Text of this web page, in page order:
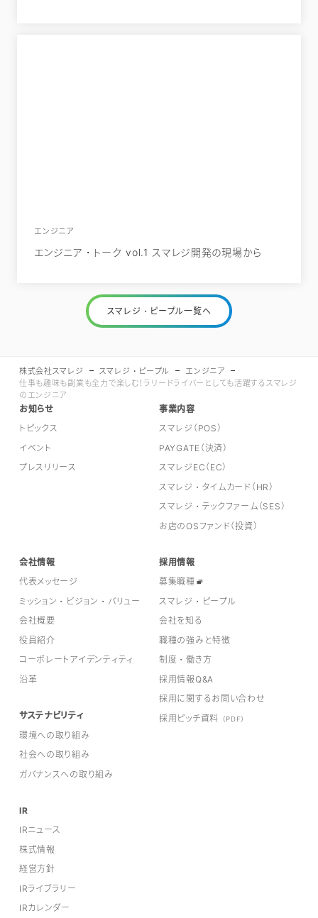
エンジニア
エンジニア・トーク vol.1 スマレジ開発の現場から
スマレジ・ピープル一覧へ
株式会社スマレジ スマレジ・ピープル
エンジニア
仕事も趣味も副業も全力で楽しむ！ラリードライバーとしても活躍するスマレジ
のエンジニア
お知らせ
トピックス
イベント
プレスリリース
事業内容
スマレジ（POS）
PAYGATE（決済）
スマレジEC（EC）
スマレジ・タイムカード（HR）
スマレジ・テックファーム（SES）
お店のOSファンド（投資）
会社情報
代表メッセージ
ミッション・ビジョン・バリュー
会社概要
役員紹介
コーポレートアイデンティティ
沿革
サステナビリティ
環境への取り組み
社会への取り組み
ガバナンスへの取り組み
採用情報
募集職種
スマレジ・ピープル
会社を知る
職種の強みと特徴
制度・働き方
採用情報Q&A
採用に関するお問い合わせ
採用ピッチ資料
（PDF）
IR
IRニュース
株式情報
経営方針
IRライブラリー
IRカレンダー